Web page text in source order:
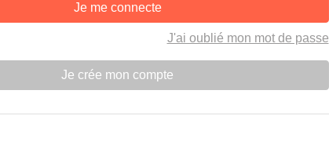
Je me connecte
J'ai oublié mon mot de passe
Je crée mon compte